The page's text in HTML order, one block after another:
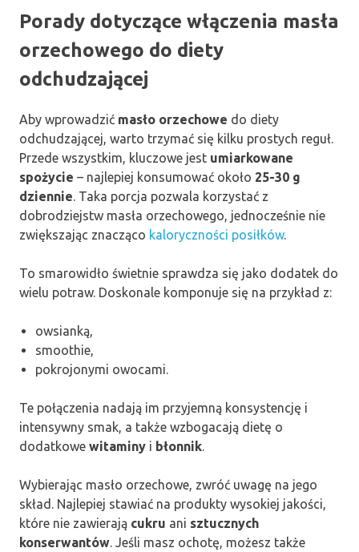
Porady dotyczące włączenia masła
orzechowego do diety
odchudzającej
Aby wprowadzić masło orzechowe do diety
odchudzającej, warto trzymać się kilku prostych reguł.
Przede wszystkim, kluczowe jest umiarkowane
spożycie – najlepiej konsumować około 25-30 g
dziennie. Taka porcja pozwala korzystać z
dobrodziejstw masła orzechowego, jednocześnie nie
zwiększając znacząco kaloryczności posiłków.
To smarowidło świetnie sprawdza się jako dodatek do
wielu potraw. Doskonale komponuje się na przykład z:
owsianką,
smoothie,
pokrojonymi owocami.
Te połączenia nadają im przyjemną konsystencję i
intensywny smak, a także wzbogacają dietę o
dodatkowe witaminy i błonnik.
Wybierając masło orzechowe, zwróć uwagę na jego
skład. Najlepiej stawiać na produkty wysokiej jakości,
które nie zawierają cukru ani sztucznych
konserwantów. Jeśli masz ochotę, możesz także